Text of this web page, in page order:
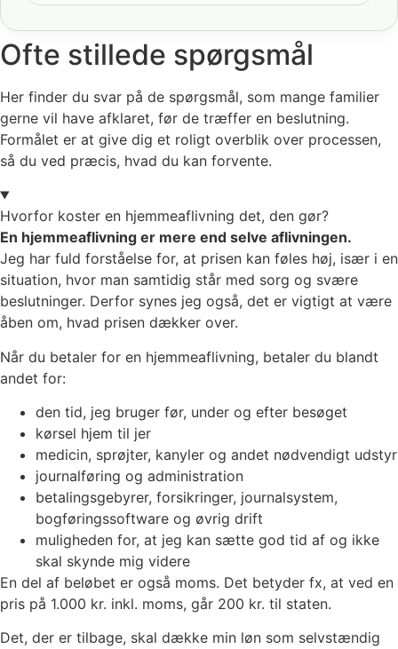
Ofte stillede spørgsmål
Her finder du svar på de spørgsmål, som mange familier
gerne vil have afklaret, før de træffer en beslutning.
Formålet er at give dig et roligt overblik over processen,
så du ved præcis, hvad du kan forvente.
Hvorfor koster en hjemmeaflivning det, den gør?
En hjemmeaflivning er mere end selve aflivningen.
Jeg har fuld forståelse for, at prisen kan føles høj, især i en
situation, hvor man samtidig står med sorg og svære
beslutninger. Derfor synes jeg også, det er vigtigt at være
åben om, hvad prisen dækker over.
Når du betaler for en hjemmeaflivning, betaler du blandt
andet for:
den tid, jeg bruger før, under og efter besøget
kørsel hjem til jer
medicin, sprøjter, kanyler og andet nødvendigt udstyr
journalføring og administration
betalingsgebyrer, forsikringer, journalsystem,
bogføringssoftware og øvrig drift
muligheden for, at jeg kan sætte god tid af og ikke
skal skynde mig videre
En del af beløbet er også moms. Det betyder fx, at ved en
pris på 1.000 kr. inkl. moms, går 200 kr. til staten.
Det, der er tilbage, skal dække min løn som selvstændig